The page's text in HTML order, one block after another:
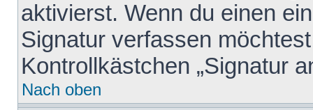
aktivierst. Wenn du einen
Signatur verfassen
Kontrollkästchen „Signatur
Nach oben